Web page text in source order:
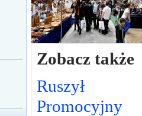
Zobacz także
Ruszył
Promocyjny